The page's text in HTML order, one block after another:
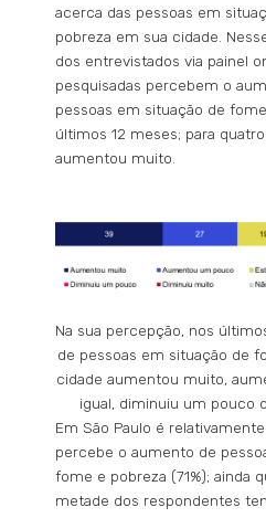
acerca das pessoas em
pobreza em sua cidade.
dos entrevistados via painel
pesquisadas percebem o
pessoas em situação de
últimos 12 meses; para
aumentou muito.
Na sua percepção, nos
de pessoas em situação de
cidade aumentou muito,
igual, diminuiu um pouco
Em São Paulo é
percebe o aumento de
fome e pobreza (71%); ainda
metade dos respondentes